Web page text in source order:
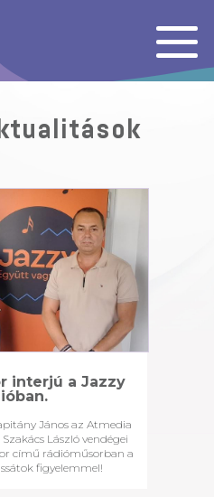
interjú a Jazzy
János az Atmedia
László vendégei
című rádióműsorban a
figyelemmel!